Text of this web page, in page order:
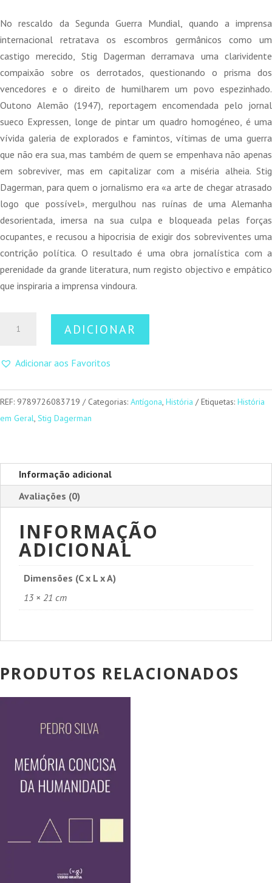
original
era:
14,00 €.
atual
é:
12,60 €.
No rescaldo da Segunda Guerra Mundial, quando a imprensa
internacional retratava os escombros germânicos como um
castigo merecido, Stig Dagerman derramava uma clarividente
compaixão sobre os derrotados, questionando o prisma dos
vencedores e o direito de humilharem um povo espezinhado.
Outono Alemão (1947), reportagem encomendada pelo jornal
sueco Expressen, longe de pintar um quadro homogéneo, é uma
vívida galeria de explorados e famintos, vítimas de uma guerra
que não era sua, mas também de quem se empenhava não apenas
em sobreviver, mas em capitalizar com a miséria alheia. Stig
Dagerman, para quem o jornalismo era «a arte de chegar atrasado
logo que possível», mergulhou nas ruínas de uma Alemanha
desorientada, imersa na sua culpa e bloqueada pelas forças
ocupantes, e recusou a hipocrisia de exigir dos sobreviventes uma
contrição política. O resultado é uma obra jornalística com a
perenidade da grande literatura, num registo objectivo e empático
que inspiraria a imprensa vindoura.
Alemão
ADICIONAR
Adicionar aos Favoritos
REF: 9789726083719 Categorias: Antígona, História Etiquetas: História
em Geral, Stig Dagerman
Informação adicional
Avaliações (0)
INFORMAÇÃO
ADICIONAL
Dimensões (C x L x A)
13 × 21 cm
PRODUTOS RELACIONADOS